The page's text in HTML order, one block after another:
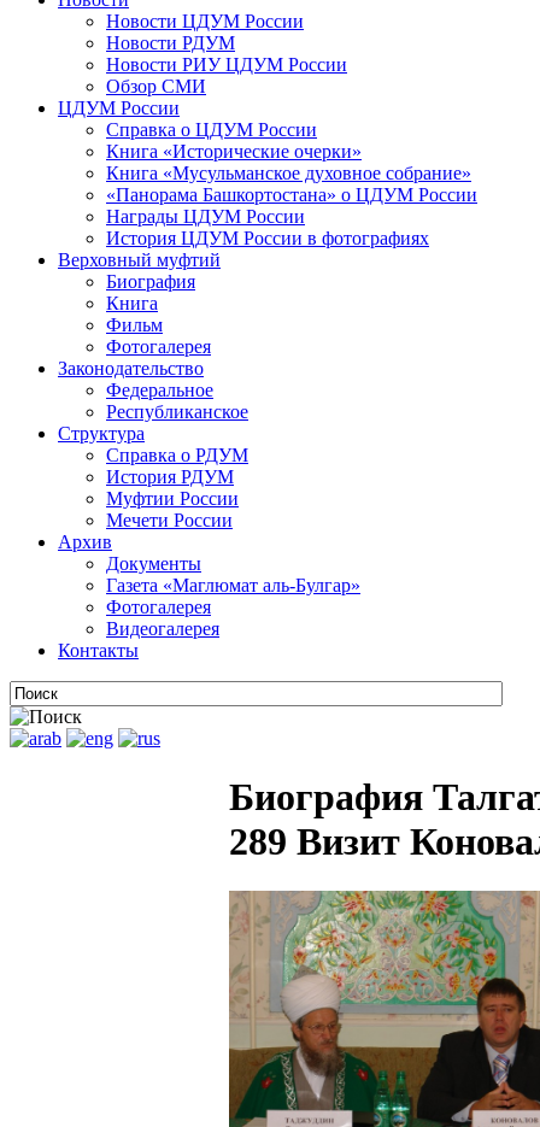
Новости ЦДУМ России
Новости РДУМ
Новости РИУ ЦДУМ России
Обзор СМИ
ЦДУМ России
Справка о ЦДУМ России
Книга «Исторические очерки»
Книга «Мусульманское духовное собрание»
«Панорама Башкортостана» о ЦДУМ России
Награды ЦДУМ России
История ЦДУМ России в фотографиях
Верховный муфтий
Биография
Книга
Фильм
Фотогалерея
Законодательство
Федеральное
Республиканское
Структура
Справка о РДУМ
История РДУМ
Муфтии России
Мечети России
Архив
Документы
Газета «Маглюмат аль-Булгар»
Фотогалерея
Видеогалерея
Контакты
Биография
289 Визит